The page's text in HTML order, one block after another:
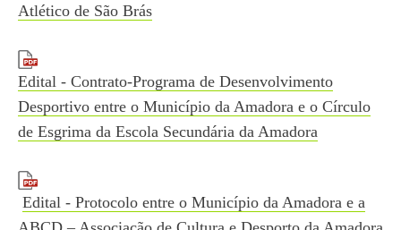
Atlético de São Brás
Edital - Contrato-Programa de Desenvolvimento
Desportivo entre o Município da Amadora e o Círculo
de Esgrima da Escola Secundária da Amadora
Edital - Protocolo entre o Município da Amadora e a